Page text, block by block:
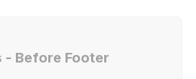
- Before Footer